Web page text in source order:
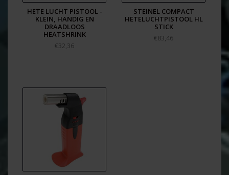
groen / geel / blauw en paars - stuur je aanvraag naar:
verkoop@cable-engineer.nl
HETE LUCHT PISTOOL -
KLEIN, HANDIG EN
DRAADLOOS
HEATSHRINK
€32,36
STEINEL COMPACT
HETELUCHTPISTOOL HL
STICK
€83,46